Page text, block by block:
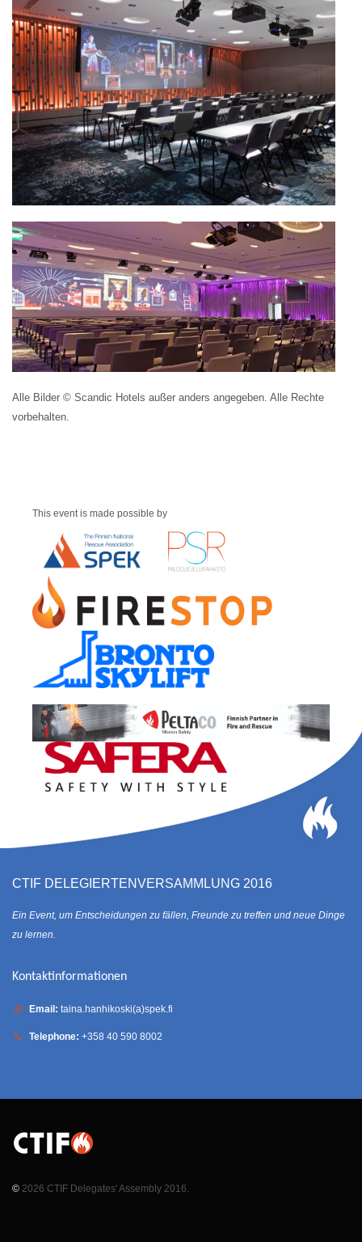
Alle Bilder © Scandic Hotels außer anders angegeben. Alle Rechte
vorbehalten.
This event is made possible by
CTIF DELEGIERTENVERSAMMLUNG 2016
Ein Event, um Entscheidungen zu fällen, Freunde zu treffen und neue Dinge
zu lernen.
Kontaktinformationen
Email: taina.hanhikoski(a)spek.fi
Telephone: +358 40 590 8002
© 2026 CTIF Delegates' Assembly 2016.